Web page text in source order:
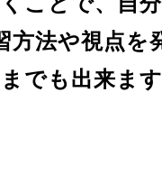
方法や視点を
でも出来ます